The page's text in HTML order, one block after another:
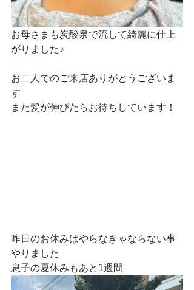
お母さまも炭酸泉で流して綺麗に仕上
がりました♪
お二人でのご来店ありがとうございま
す
また髪が伸びたらお待ちしています！
昨日のお休みはやらなきゃならない事
やりました
息子の夏休みもあと1週間